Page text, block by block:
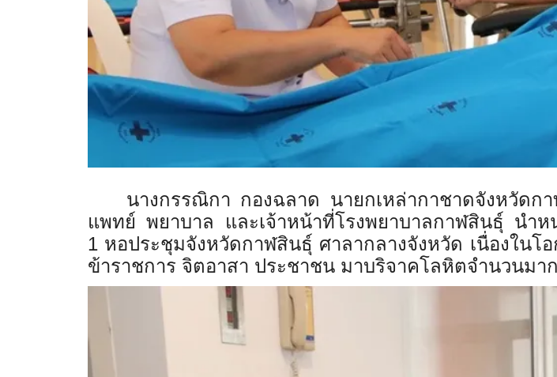
นางกรรณิกา กองฉลาด นายกเหล่ากาชาดจังหวัด
แพทย์ พยาบาล และเจ้าหน้าที่โรงพยาบาลกาฬสินธุ์ นำห
1 หอประชุมจังหวัดกาฬสินธุ์ ศาลากลางจังหวัด เนื่องใน
ข้าราชการ จิตอาสา ประชาชน มาบริจาคโลหิตจำนวนมา